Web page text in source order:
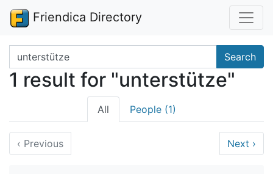
Friendica Directory
Search terms Search
1 result for "unterstütze"
All People (1)
‹ Previous Next ›